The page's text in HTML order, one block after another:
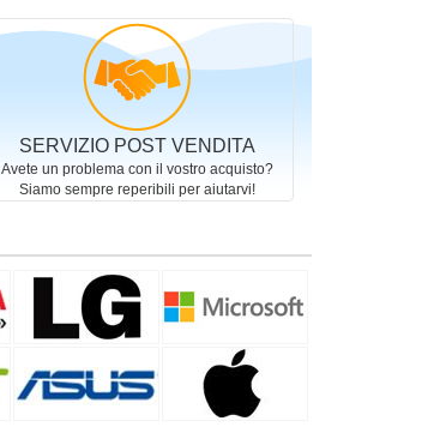
SERVIZIO POST VENDITA
Avete un problema con il vostro acquisto?
Siamo sempre reperibili per aiutarvi!